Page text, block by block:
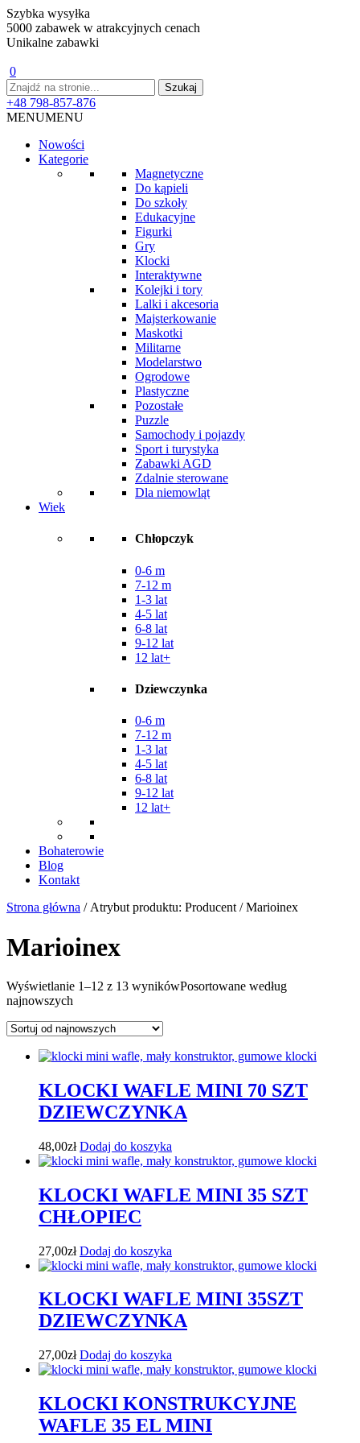
Szybka wysyłka
5000 zabawek w atrakcyjnych cenach
Unikalne zabawki
0
+48 798-857-876
MENUMENU
Nowości
Kategorie
Magnetyczne
Do kąpieli
Do szkoły
Edukacyjne
Figurki
Gry
Klocki
Interaktywne
Kolejki i tory
Lalki i akcesoria
Majsterkowanie
Maskotki
Militarne
Modelarstwo
Ogrodowe
Plastyczne
Pozostałe
Puzzle
Samochody i pojazdy
Sport i turystyka
Zabawki AGD
Zdalnie sterowane
Dla niemowląt
Wiek
Chłopczyk
0-6 m
7-12 m
1-3 lat
4-5 lat
6-8 lat
9-12 lat
12 lat+
Dziewczynka
0-6 m
7-12 m
1-3 lat
4-5 lat
6-8 lat
9-12 lat
12 lat+
Bohaterowie
Blog
Kontakt
Strona główna / Atrybut produktu: Producent / Marioinex
Marioinex
Wyświetlanie 1–12 z 13 wynikówPosortowane według
najnowszych
KLOCKI WAFLE MINI 70 SZT
DZIEWCZYNKA
48,00zł Dodaj do koszyka
KLOCKI WAFLE MINI 35 SZT
CHŁOPIEC
27,00zł Dodaj do koszyka
KLOCKI WAFLE MINI 35SZT
DZIEWCZYNKA
27,00zł Dodaj do koszyka
KLOCKI KONSTRUKCYJNE
WAFLE 35 EL MINI